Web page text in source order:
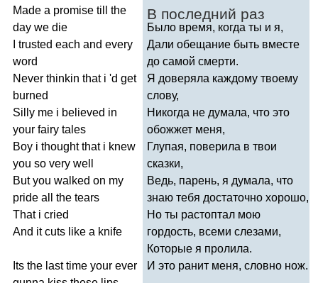
Made a promise till
the
day we die
trusted each and every
word
Never thinkin that i 'd get
burned
Silly me i believed in
your fairy tales
Boy i thought that i knew
you so very well
But you walked on my
pride all the tears
That i cried
And it cuts like a knife
Its the last time your ever
В последний раз
Было время, когда ты и я,
Дали обещание быть вместе
до самой смерти.
Я доверяла каждому твоему
слову,
Никогда не думала, что это
обожжет меня,
Глупая, поверила в твои
сказки,
Ведь, парень, я думала, что
знаю тебя достаточно хорошо,
Но ты растоптал мою
гордость, всеми слезами,
Которые я пролила.
И это ранит меня, словно нож.